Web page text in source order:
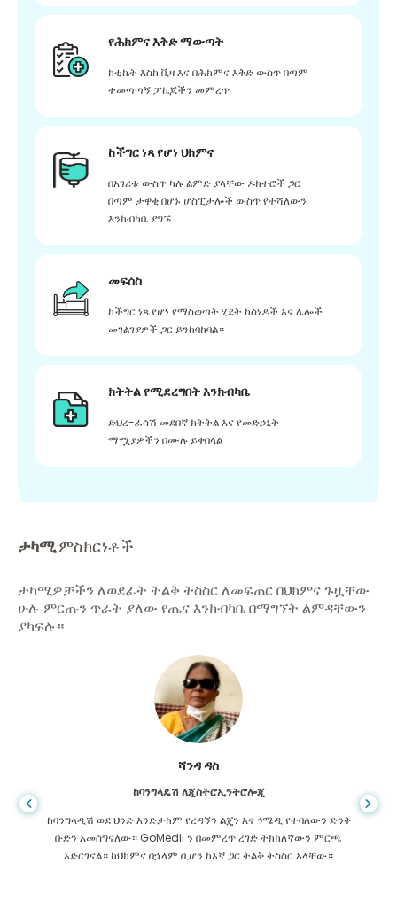
የሕክምና እቅድ ማውጣት
ከቲኬት እስከ ቪዛ እና በሕክምና እቅድ ውስጥ በጣም
ተመጣጣኝ ፓኬጆችን መምረጥ
ከችግር ነጻ የሆነ ህክምና
በአገሪቱ ውስጥ ካሉ ልምድ ያላቸው ዶክተሮች ጋር
በጣም ታዋቂ በሆኑ ሆስፒታሎች ውስጥ የተሻለውን
እንክብካቤ ያግኙ
መፍሰስ
ከችግር ነጻ የሆነ የማስወጣት ሂደት ከሰነዶች እና ሌሎች
መገልገያዎች ጋር ይንከባከባል።
ክትትል የሚደረግበት እንክብካቤ
ድህረ-ፈሳሽ መደበኛ ክትትል እና የመድኃኒት
ማሟያዎችን በሙሉ ይቀበላል
ታካሚምስክርነቶች
ታካሚዎቻችን ለወደፊት ትልቅ ትስስር ለመፍጠር በህክምና ጉዟቸው
ሁሉ ምርጡን ጥራት ያለው የጤና እንክብካቤ በማግኘት ልምዳቸውን
ያካፍሉ።
ሻንዳ ዳስ
ከባንግላዴሽ ለጂስትሮኢንትሮሎጂ
ከባንግላዲሽ ወደ ህንድ እንድታከም የረዳኝን ልጄን እና ጎሜዲ የተባለውን ድንቅ
ቡድን አመሰግናለው። GoMedii ን በመምረጥ ረገድ ትክክለኛውን ምርጫ
አድርገናል። ከህክምና በኋላም ቢሆን ከእኛ ጋር ትልቅ ትስስር አላቸው።